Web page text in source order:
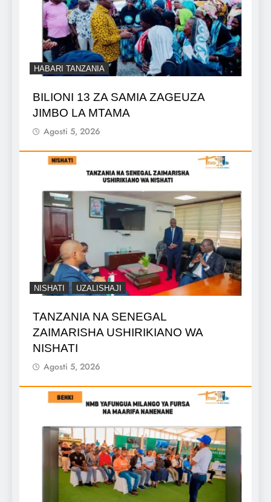
HABARI TANZANIA
BILIONI 13 ZA SAMIA ZAGEUZA
JIMBO LA MTAMA
Agosti 5, 2026
NISHATI UZALISHAJI
TANZANIA NA SENEGAL
ZAIMARISHA USHIRIKIANO WA
NISHATI
Agosti 5, 2026